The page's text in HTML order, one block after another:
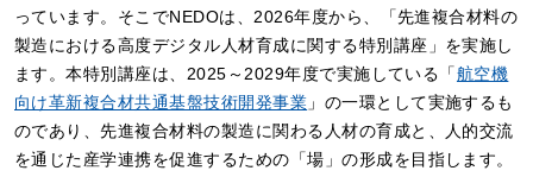
っています。そこでNEDOは、2026年度から、「先進複合材料の
製造における高度デジタル人材育成に関する特別講座」を実施し
ます。本特別講座は、2025～2029年度で実施している「航空機
向け革新複合材共通基盤技術開発事業 」の一環として実施するも
のであり、先進複合材料の製造に関わる人材の育成と、人的交流
を通じた産学連携を促進するための「場」の形成を目指します。